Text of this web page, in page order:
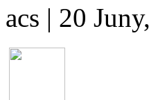
acs | 20